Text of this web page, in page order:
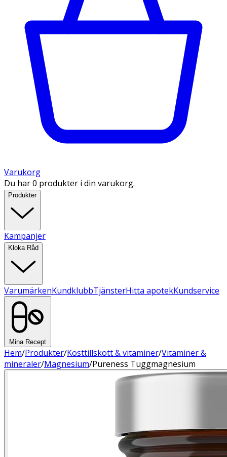
Varukorg
Du har 0 produkter i din varukorg.
Produkter
Kampanjer
Kloka Råd
VarumärkenKundklubbTjänsterHitta apotekKundservice
Mina Recept
Hem/Produkter/Kosttillskott & vitaminer/Vitaminer &
mineraler/Magnesium/Pureness Tuggmagnesium